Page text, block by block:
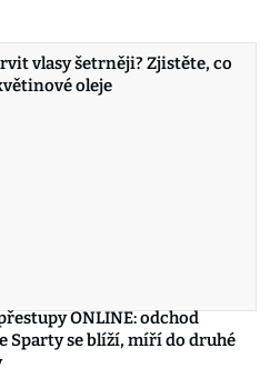
vlasy šetrněji? Zjistěte, co
oleje
ONLINE: odchod
Sparty se blíží, míří do druhé